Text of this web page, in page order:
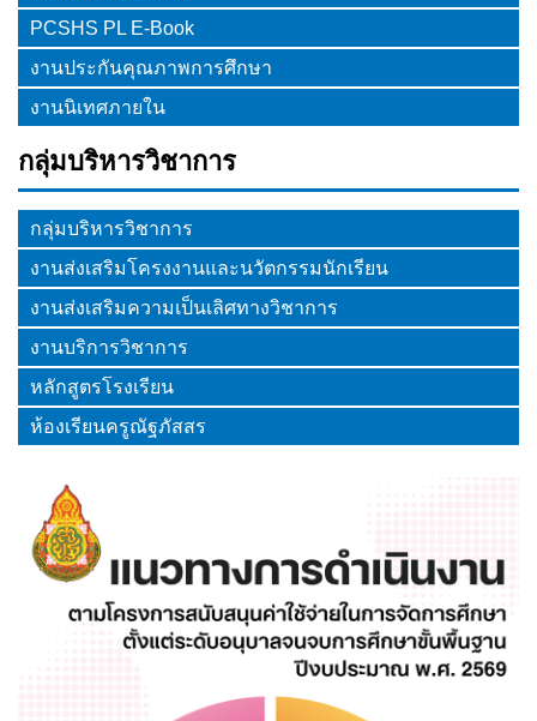
PCSHS PL E-Book
งานประกันคุณภาพการศึกษา
งานนิเทศภายใน
กลุ่มบริหารวิชาการ
กลุ่มบริหารวิชาการ
งานส่งเสริมโครงงานและนวัตกรรมนักเรียน
งานส่งเสริมความเป็นเลิศทางวิชาการ
งานบริการวิชาการ
หลักสูตรโรงเรียน
ห้องเรียนครูณัฐภัสสร